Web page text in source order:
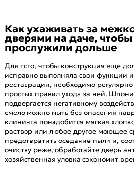
Как ухаживать за
дверями на даче,
прослужили дольше
Для того, чтобы конструкция еще
исправно выполняла свои функции
реставрации, необходимо
простых правил ухода за ней.
подвергается негативному
смело можно мыть без опасения
клининга понадобится мягкая
раствор или любое другое моющее
предотвратить оседание пыли и,
очистку реже, обработайте дверь
хозяйственная уловка сэкономит